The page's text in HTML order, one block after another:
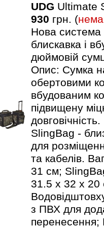
UDG Ultimate
930 грн. (
Нова система
блискавка і
дюймовій
Опис: Сумка
обертовими
вбудованим
підвищену
SlingBag -
для
та кабелів.
31 см;
31.5 x 32 x 20
з ПВХ для
перенесення;